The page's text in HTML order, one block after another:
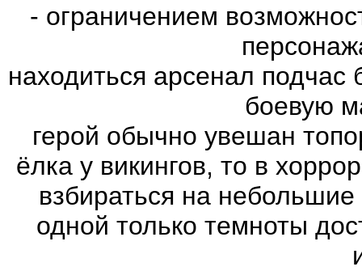
- ограничением
находиться арсенал
боевую
герой обычно увешан
ёлка у викингов, то в
взбираться на
одной только темноты